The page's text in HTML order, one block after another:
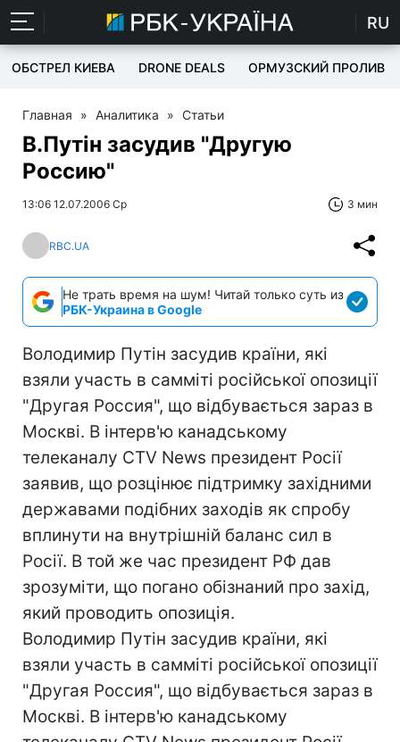
RU
ОБСТРЕЛ КИЕВА DRONE DEALS ОРМУЗСКИЙ ПРОЛИВ
Главная » Аналитика » Статьи
В.Путін засудив "Другую
Россию"
13:06 12.07.2006 Ср 3 мин
RBC.UA
Не трать время на шум! Читай только суть из
РБК-Украина в Google
Володимир Путін засудив країни, які
взяли участь в самміті російської опозиції
"Другая Россия", що відбувається зараз в
Москві. В інтерв'ю канадському
телеканалу CTV News президент Росії
заявив, що розцінює підтримку західними
державами подібних заходів як спробу
вплинути на внутрішній баланс сил в
Росії. В той же час президент РФ дав
зрозуміти, що погано обізнаний про захід,
який проводить опозиція.
Володимир Путін засудив країни, які
взяли участь в самміті російської опозиції
"Другая Россия", що відбувається зараз в
Москві. В інтерв'ю канадському